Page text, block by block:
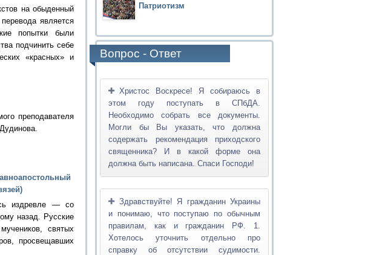
на обыденный
является
попытки были
подчинить себе
«красных» и
преподавателя
издревле — со
назад. Русские
святых
просвещавших
Патриотизм
Вопрос - Ответ
Христос Воскресе! Я собираюсь в
этом году поступать в СПбДА.
Необходимо собрать все документы.
Могли бы Вы указать, что должна
содержать рекомендация приходского
священника? И в какой форме она
должна быть написана. Спаси Господи!
Здравствуйте! Я гражданин Украины
и понимаю, что поступаю по обычным
правилам, как и гражданин РФ. 1.
Хотелось уточнить отдельно про
справку об отсутствии судимости.